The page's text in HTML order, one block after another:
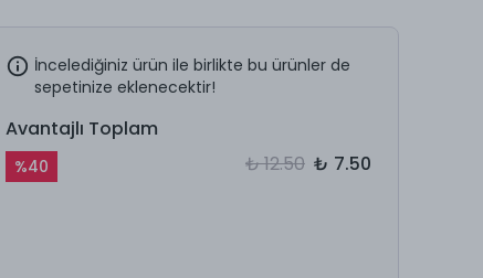
İncelediğiniz ürün ile birlikte bu ürünler de
sepetinize eklenecektir!
Avantajlı Toplam
%40 ₺ 12.50 ₺ 7.50